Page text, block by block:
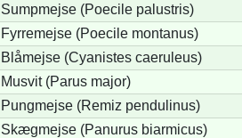
Sumpmejse (Poecile palustris)
Fyrremejse (Poecile montanus)
Blåmejse (Cyanistes caeruleus)
Musvit (Parus major)
Pungmejse (Remiz pendulinus)
Skægmejse (Panurus biarmicus)